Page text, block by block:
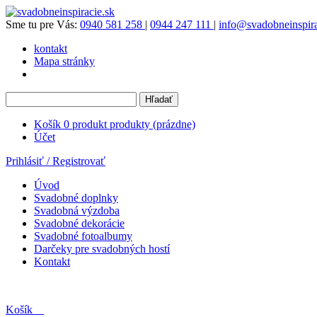
Sme tu pre Vás: 0940 581 258 | 0944 247 111 |
kontakt
Mapa stránky
Košík 0 produkt produkty (prázdne)
Účet
Prihlásiť / Registrovať
Úvod
Svadobné doplnky
Svadobná výzdoba
Svadobné dekorácie
Svadobné fotoalbumy
Darčeky pre svadobných hostí
Kontakt
Košík